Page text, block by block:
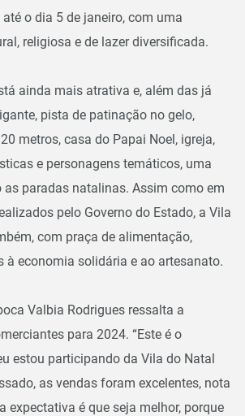
até o dia 5 de janeiro, com uma
religiosa e de lazer diversificada.
ainda mais atrativa e, além das já
pista de patinação no gelo,
metros, casa do Papai Noel, igreja,
e personagens temáticos, uma
as paradas natalinas. Assim como em
pelo Governo do Estado, a Vila
com praça de alimentação,
à economia solidária e ao artesanato.
Valbia Rodrigues ressalta a
para 2024. “Este é o
estou participando da Vila do Natal
as vendas foram excelentes, nota
expectativa é que seja melhor, porque